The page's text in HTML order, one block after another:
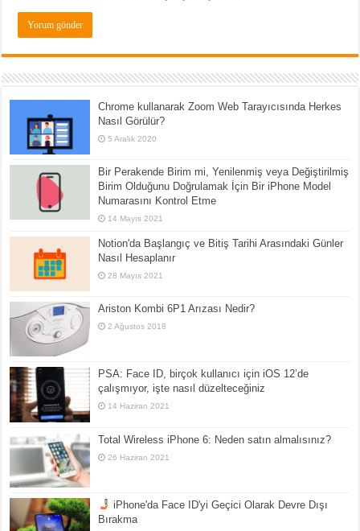
Chrome kullanarak Zoom Web Tarayıcısında Herkes
Nasıl Görülür?
5 Aralık 2020
Bir Perakende Birim mi, Yenilenmiş veya Değiştirilmiş
Birim Olduğunu Doğrulamak İçin Bir iPhone Model
Numarasını Kontrol Etme
14 Mayıs 2021
Notion'da Başlangıç ve Bitiş Tarihi Arasındaki Günler
Nasıl Hesaplanır
28 Mayıs 2021
Ariston Kombi 6P1 Arızası Nedir?
2 Ağustos 2018
PSA: Face ID, birçok kullanıcı için iOS 12’de
çalışmıyor, işte nasıl düzelteceğiniz
14 Haziran 2021
Total Wireless iPhone 6: Neden satın almalısınız?
26 Haziran 2021
iPhone'da Face ID'yi Geçici Olarak Devre Dışı
Bırakma